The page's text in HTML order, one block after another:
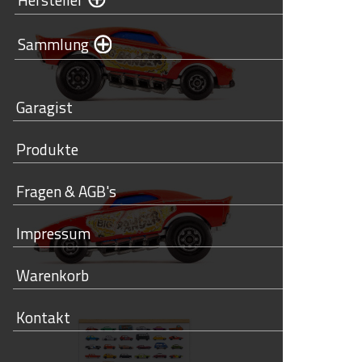
Sammlung
Garagist
Produkte
Fragen & AGB's
Impressum
Warenkorb
Kontakt